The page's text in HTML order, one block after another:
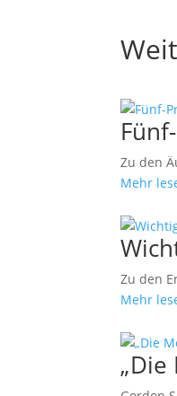
Zu den
Mehr
Zu den
Mehr